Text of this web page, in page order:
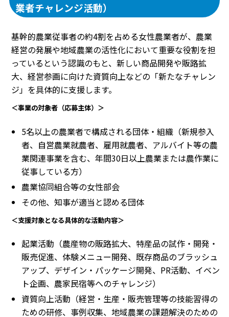
業者チャレンジ活動）
基幹的農業従事者の約4割を占める女性農業者が、農業
経営の発展や地域農業の活性化において重要な役割を担
っているという認識のもと、新しい商品開発や販路拡
大、経営参画に向けた資質向上などの「新たなチャレン
ジ」を具体的に支援します。
＜事業の対象者（応募主体）＞
5名以上の農業者で構成される団体・組織（新規参入
者、自営農業就農者、雇用就農者、アルバイト等の農
業関連事業を含む、年間30日以上農業または農作業に
従事している方）
農業協同組合等の女性部会
その他、知事が適当と認める団体
＜支援対象となる具体的な活動内容＞
起業活動（農産物の販路拡大、特産品の試作・開発・
販売促進、体験メニュー開発、既存商品のブラッシュ
アップ、デザイン・パッケージ開発、PR活動、イベン
ト企画、農家民宿等へのチャレンジ）
資質向上活動（経営・生産・販売管理等の技能習得の
ための研修、事例収集、地域農業の課題解決のための